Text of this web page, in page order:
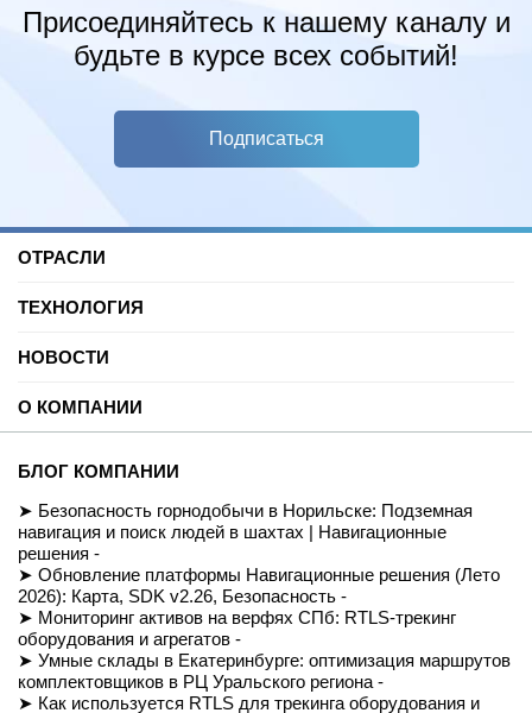
Присоединяйтесь к нашему каналу и
будьте в курсе всех событий!
Подписаться
ОТРАСЛИ
Торговые центры
Автомобильные услуги
Спорт
Производство
Культура и развлечения
Здравоохранение
Недвижимость и офисы
Музеи
Транспорт
Ритейл
Навигация транспортных средств
Строительство
ТЕХНОЛОГИЯ
SDK для Indoor навигации
Позиционирование внутри помещений
Реализованные проекты
Для разработчиков
FAQ
Документация
Вход/Регистрация
НОВОСТИ
Вебинары и подкасты
О КОМПАНИИ
Миссия
Команда
Контакты
СОУТ
Политика обработки персональных данных
Условия доступа к сайту
Приказ Минцифры №511
Магазин
БЛОГ КОМПАНИИ
Безопасность горнодобычи в Норильске: Подземная
навигация и поиск людей в шахтах | Навигационные
решения -
Обновление платформы Навигационные решения (Лето
2026): Карта, SDK v2.26, Безопасность -
Мониторинг активов на верфях СПб: RTLS-трекинг
оборудования и агрегатов -
Умные склады в Екатеринбурге: оптимизация маршрутов
комплектовщиков в РЦ Уральского региона -
Как используется RTLS для трекинга оборудования и